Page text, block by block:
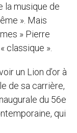
la musique de
». Mais
» Pierre
classique ».
un Lion d’or à
de sa carrière,
du 56e
qui